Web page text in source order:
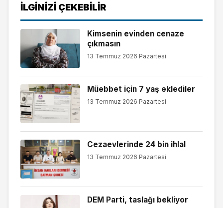
İLGINIZI ÇEKEBILIR
Kimsenin evinden cenaze
çıkmasın
13 Temmuz 2026 Pazartesi
Müebbet için 7 yaş eklediler
13 Temmuz 2026 Pazartesi
Cezaevlerinde 24 bin ihlal
13 Temmuz 2026 Pazartesi
DEM Parti, taslağı bekliyor